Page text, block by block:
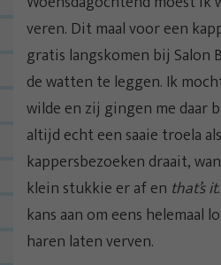
veren. Dit maal voor een
gratis langskomen bij Salon
de watten te leggen. Ik
wilde en zij gingen me daar
altijd echt een saaie troela
kappersbezoeken draait,
klein stukkie er af en that’s it
kans aan om eens helemaal
haren laten verven.